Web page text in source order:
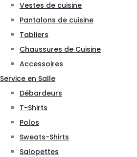
Vestes de cuisine
Pantalons de cuisine
Tabliers
Chaussures de Cuisine
Accessoires
Service en Salle
Débardeurs
T-Shirts
Polos
Sweats-Shirts
Salopettes